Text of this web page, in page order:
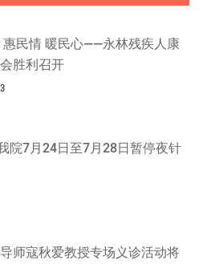
惠民情 暖民心——永林残疾人康
胜利召开
院7月24日至7月28日暂停夜针
师寇秋爱教授专场义诊活动将